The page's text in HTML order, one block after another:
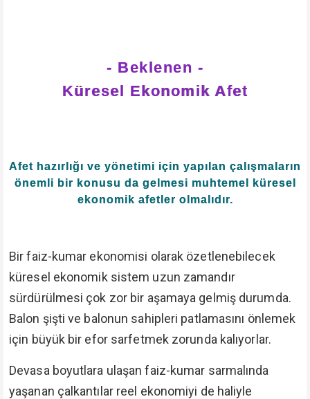
- Beklenen -
Küresel Ekonomik Afet
Afet hazırlığı ve yönetimi için yapılan çalışmaların
önemli bir konusu da gelmesi muhtemel küresel
ekonomik afetler olmalıdır.
Bir faiz-kumar ekonomisi olarak özetlenebilecek
küresel ekonomik sistem uzun zamandır
sürdürülmesi çok zor bir aşamaya gelmiş durumda.
Balon şişti ve balonun sahipleri patlamasını önlemek
için büyük bir efor sarfetmek zorunda kalıyorlar.
Devasa boyutlara ulaşan faiz-kumar sarmalında
yaşanan çalkantılar reel ekonomiyi de haliyle